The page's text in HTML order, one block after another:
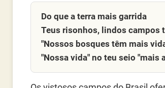
Do que a terra mais garrida
Teus risonhos, lindos campos
"Nossos bosques têm mais
"Nossa vida" no teu seio "mais